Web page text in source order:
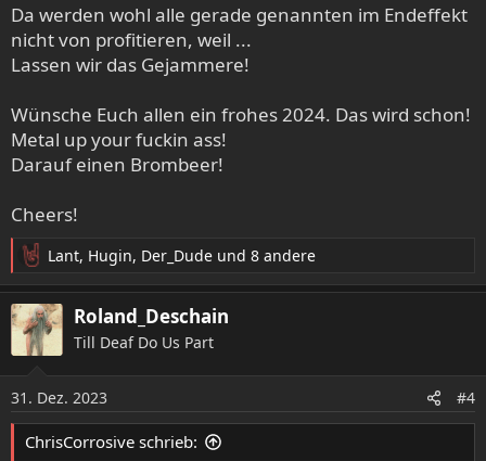
Da werden wohl alle gerade genannten im Endeffekt
nicht von profitieren, weil ...
Lassen wir das Gejammere!
Wünsche Euch allen ein frohes 2024. Das wird schon!
Metal up your fuckin ass!
Darauf einen Brombeer!
Cheers!
R
e
a
k
n
e
n
Lant, Hugin, Der_Dude und 8 andere
Roland_Deschain
Till Deaf Do Us Part
31. Dez. 2023 #4
ChrisCorrosive schrieb: